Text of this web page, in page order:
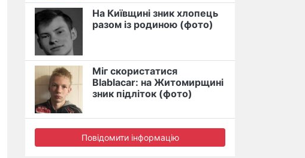
На Київщині зник хлопець
разом із родиною (фото)
Міг скористатися
Blablacar: на Житомирщині
зник підліток (фото)
Повідомити інформацію